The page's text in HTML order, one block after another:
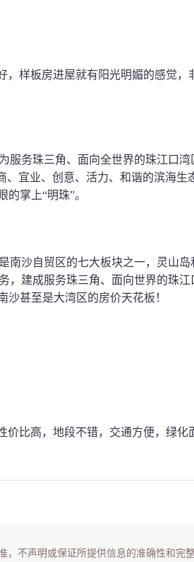
，样板房进屋就有阳光明媚的感觉，
服务珠三角、面向全世界的珠江口湾
、宜业、创意、活力、和谐的滨海生
掌上“明珠”。
南沙自贸区的七大板块之一，灵山岛
，建成服务珠三角、面向世界的珠江
甚至是大湾区的房价天花板！
价比高，地段不错，交通方便，绿化
不声明或保证所提供信息的准确性和完